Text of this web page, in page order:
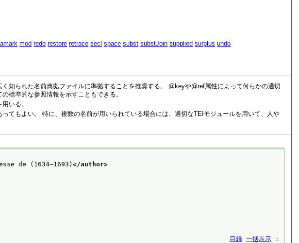
mod redo restore retrace secl space subst substJoin supplied surplus undo
知られた名前典拠ファイルに準拠することを推奨する。 keyや ref属性によって何らかの適切
標準的な参照情報を示すこともできる。
いる。
ってもよい。 特に、複数の名前が用いられている場合には、適切なTEIモジュールを用いて、人や
de (1634–1693)</author>
目録 一括表示 ⚓︎